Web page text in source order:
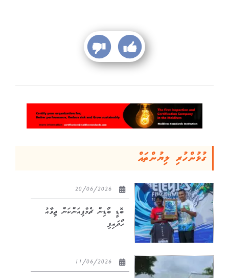
ގުޅުންހުރި ލިޔުންތައް
ބޮޑީ ބޯޑިން ޗެމްޕިއަންކަން ޖިވާއު
ހޯދައިފި